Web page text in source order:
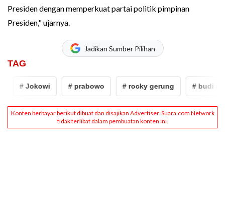
Presiden dengan memperkuat partai politik pimpinan
Presiden," ujarnya.
Jadikan Sumber Pilihan
TAG
# Jokowi # prabowo # rocky gerung # budi arie